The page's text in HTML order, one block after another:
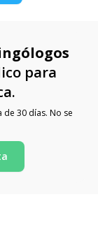
para
30 días. No se